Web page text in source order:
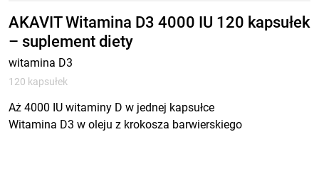
AKAVIT Witamina D3 4000 IU 120 kapsułek
– suplement diety
witamina D3
120 kapsułek
Aż 4000 IU witaminy D w jednej kapsułce
Witamina D3 w oleju z krokosza barwierskiego